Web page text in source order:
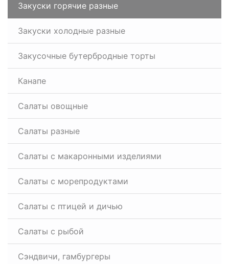
Закуски горячие разные
Закуски холодные разные
Закусочные бутербродные торты
Канапе
Салаты овощные
Салаты разные
Салаты с макаронными изделиями
Салаты с морепродуктами
Салаты с птицей и дичью
Салаты с рыбой
Сэндвичи, гамбургеры